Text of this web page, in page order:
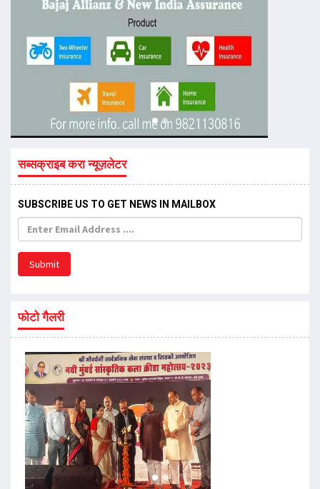
सब्सक्राइब करा न्यूज़लेटर
SUBSCRIBE US TO GET NEWS IN MAILBOX
Submit
फोटो गैलरी